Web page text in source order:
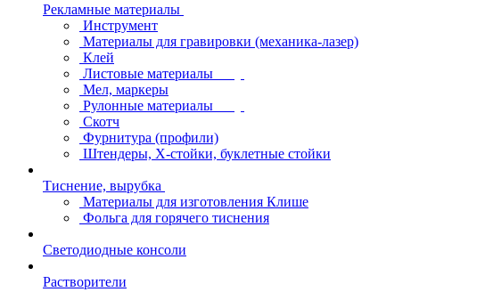
Рекламные материалы
Инструмент
Материалы для гравировки (механика-лазер)
Клей
Листовые материалы
Мел, маркеры
Рулонные материалы
Скотч
Фурнитура (профили)
Штендеры, Х-стойки, буклетные стойки
Тиснение, вырубка
Материалы для изготовления Клише
Фольга для горячего тиснения
Светодиодные консоли
Растворители